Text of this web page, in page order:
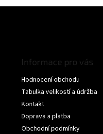
je 5 z 5 hvězdiček.
Informace pro vás
Hodnocení obchodu
Tabulka velikostí a údržba
Kontakt
Doprava a platba
Obchodní podmínky